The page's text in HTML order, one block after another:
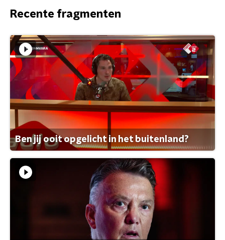
Recente fragmenten
Ben jij ooit opgelicht in het buitenland?